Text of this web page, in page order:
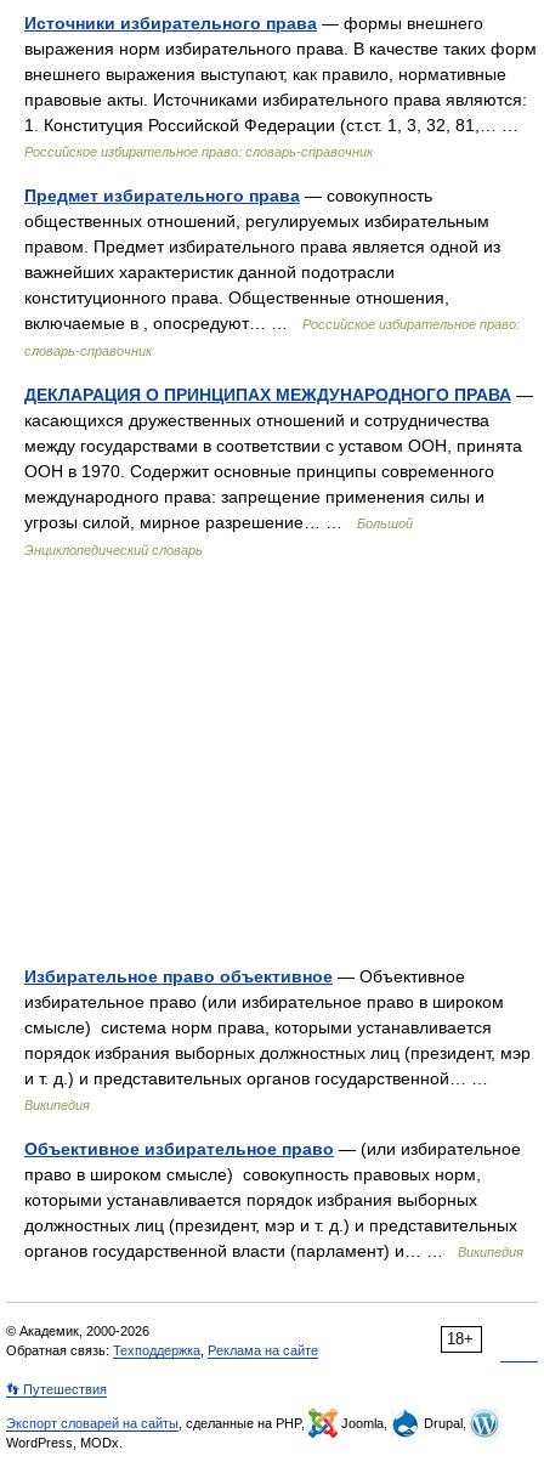
Источники избирательного права — формы внешнего
выражения норм избирательного права. В качестве таких форм
внешнего выражения выступают, как правило, нормативные
правовые акты. Источниками избирательного права являются:
1. Конституция Российской Федерации (ст.ст. 1, 3, 32, 81,… …
Российское избирательное право: словарь-справочник
Предмет избирательного права — совокупность
общественных отношений, регулируемых избирательным
правом. Предмет избирательного права является одной из
важнейших характеристик данной подотрасли
конституционного права. Общественные отношения,
включаемые в , опосредуют… …
Российское избирательное право:
словарь-справочник
ДЕКЛАРАЦИЯ О ПРИНЦИПАХ МЕЖДУНАРОДНОГО ПРАВА —
касающихся дружественных отношений и сотрудничества
между государствами в соответствии с уставом ООН, принята
ООН в 1970. Содержит основные принципы современного
международного права: запрещение применения силы и
угрозы силой, мирное разрешение… …
Большой
Энциклопедический словарь
Избирательное право объективное — Объективное
избирательное право (или избирательное право в широком
смысле) система норм права, которыми устанавливается
порядок избрания выборных должностных лиц (президент, мэр
и т. д.) и представительных органов государственной… …
Википедия
Объективное избирательное право — (или избирательное
право в широком смысле) совокупность правовых норм,
которыми устанавливается порядок избрания выборных
должностных лиц (президент, мэр и т. д.) и представительных
органов государственной власти (парламент) и… …
Википедия
18+
© Академик, 2000-2026
Обратная связь: Техподдержка Реклама на сайте
👣 Путешествия
Экспорт словарей на сайты , сделанные на PHP, Joomla,
Drupal,
WordPress, MODx.